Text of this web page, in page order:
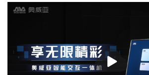
播
放